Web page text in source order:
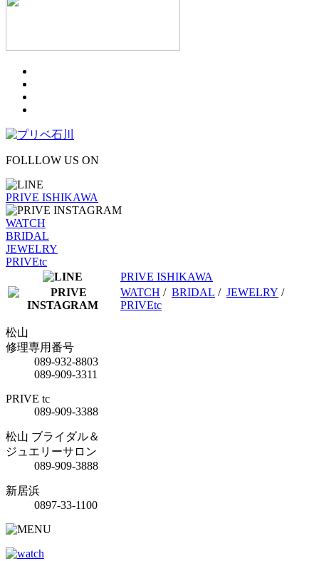
FOLLLOW US ON
PRIVE ISHIKAWA
WATCH
BRIDAL
JEWELRY
PRIVEtc
PRIVE ISHIKAWA
WATCH / BRIDAL / JEWELRY /
PRIVEtc
松山
修理専用番号
089-932-8803
089-909-3311
PRIVE tc
089-909-3388
松山 ブライダル＆
ジュエリーサロン
089-909-3888
新居浜
0897-33-1100